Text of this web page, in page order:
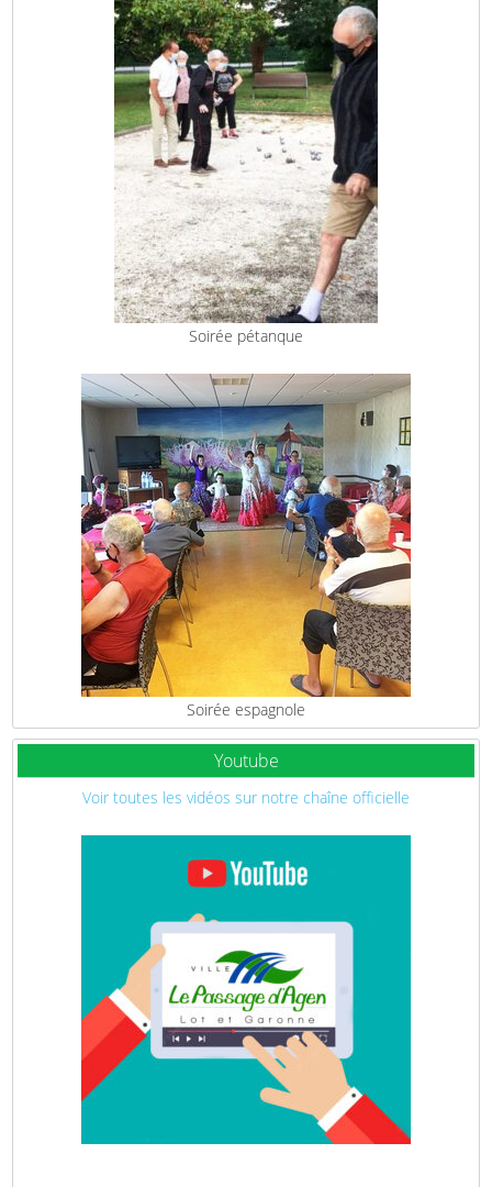
Soirée pétanque
Soirée espagnole
Youtube
Voir toutes les vidéos sur notre chaîne officielle